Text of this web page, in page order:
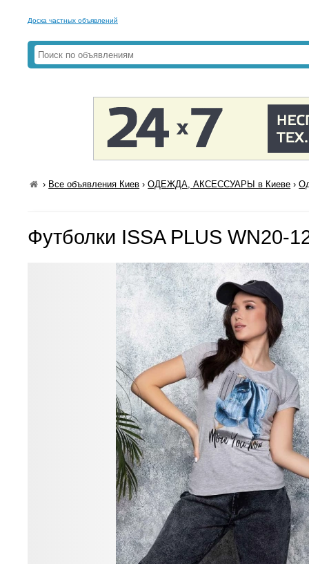
Доска частных объявлений
› Все объявления Киев ›ОДЕЖДА, АКСЕССУАРЫ в Киеве ›
Футболки ISSA PLUS WN20-